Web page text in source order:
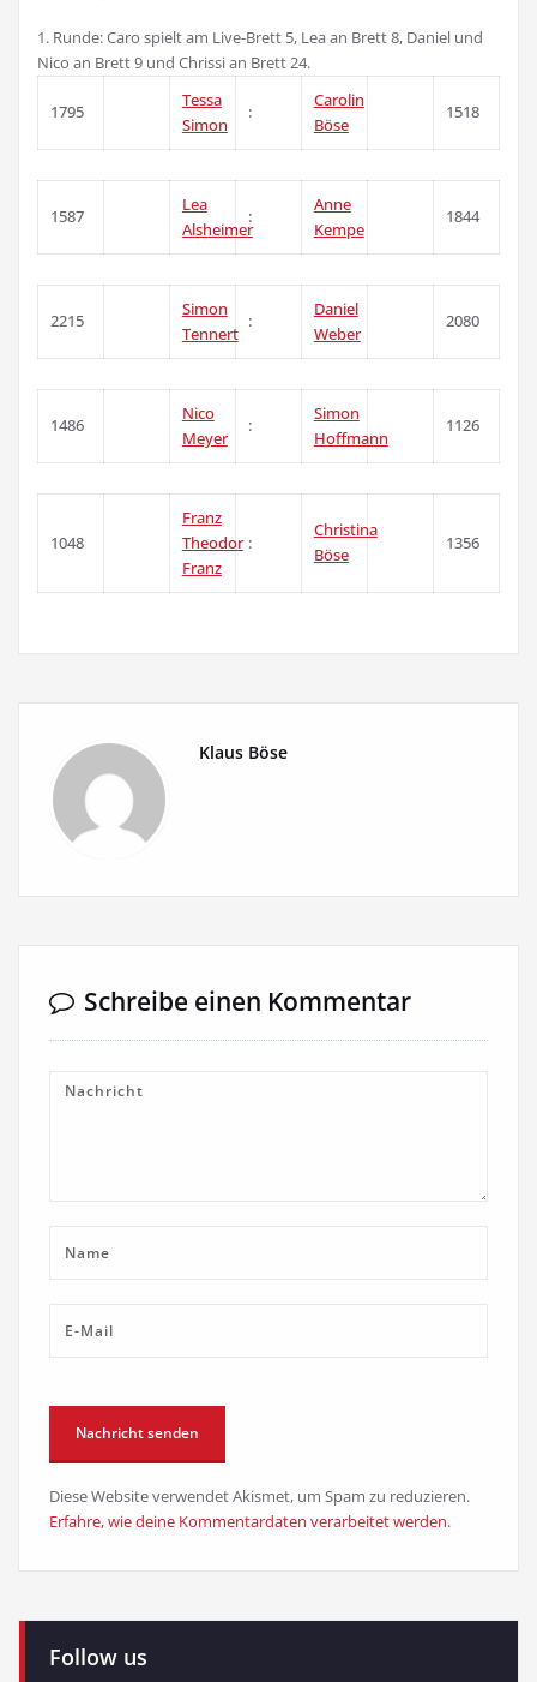
1. Runde: Caro spielt am Live-Brett 5, Lea an Brett 8, Daniel und
Nico an Brett 9 und Chrissi an Brett 24.
1795
Tessa
Simon
:
Carolin
Böse
1518
1587
Lea
Alsheimer
:
Anne
Kempe
1844
2215
Simon
Tennert
:
Daniel
Weber
2080
1486
Nico
Meyer
:
Simon
Hoffmann
1126
1048
Franz
Theodor
Franz
:
Christina
Böse
1356
Klaus Böse
Schreibe einen Kommentar
Diese Website verwendet Akismet, um Spam zu reduzieren.
Erfahre, wie deine Kommentardaten verarbeitet werden.
Follow us